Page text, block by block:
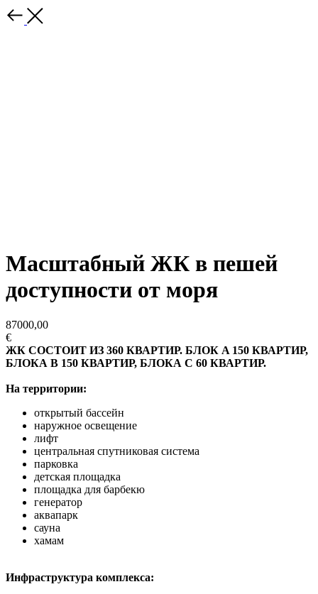
Масштабный ЖК в пешей
доступности от моря
87000,00
€
ЖК СОСТОИТ ИЗ 360 КВАРТИР. БЛОК A 150 КВАРТИР,
БЛОКА B 150 КВАРТИР, БЛОКА C 60 КВАРТИР.
На территории:
открытый бассейн
наружное освещение
лифт
центральная спутниковая система
парковка
детская площадка
площадка для барбекю
генератор
аквапарк
сауна
хамам
Инфраструктура комплекса: